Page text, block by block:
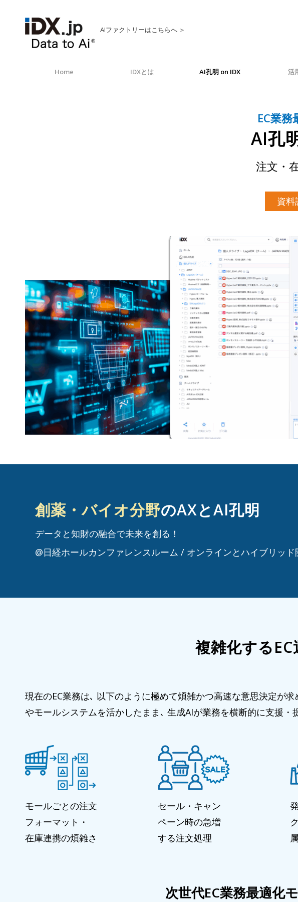
AIファクトリーはこちらへ ＞
Home IDXとは AI孔明 on IDX 活
EC業
AI孔
注文・
資料
創薬・バイオ分野のAXとAI孔明
データと知財の融合で未来を創る！
@日経ホールカンファレンスルーム / オンラインとハイブリッド
複雑化する
現在のEC業務は､ 以下のように極めて煩雑かつ高速な意思決定が
やモールシステムを活かしたまま､ 生成AIが業務を横断的に支援・
モールごとの注文
フォーマット・
在庫連携の煩雑さ
セール・キャン
ペーン時の急増
する注文処理
次世代EC業務最適化